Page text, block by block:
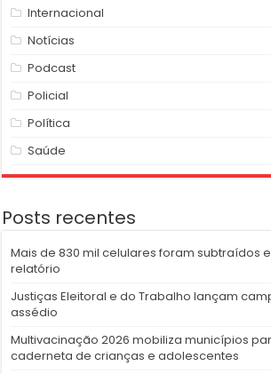
Internacional
Notícias
Podcast
Policial
Política
Saúde
Posts recentes
Mais de 830 mil celulares foram subtraídos
relatório
Justiças Eleitoral e do Trabalho lançam
assédio
Multivacinação 2026 mobiliza municípios
caderneta de crianças e adolescentes